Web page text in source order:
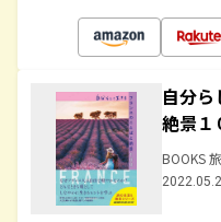
自分
絶景１
BOOKS